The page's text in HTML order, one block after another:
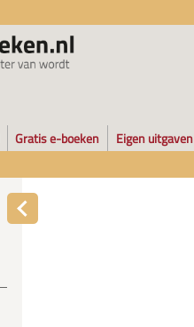
Gratis e-boeken Eigen uitgaven